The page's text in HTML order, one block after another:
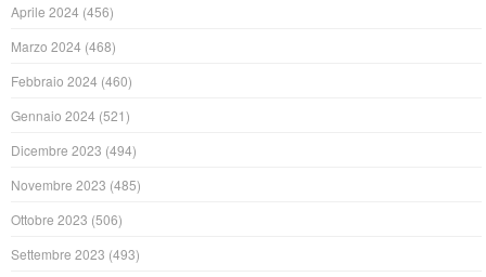
Aprile 2024 (456)
Marzo 2024 (468)
Febbraio 2024 (460)
Gennaio 2024 (521)
Dicembre 2023 (494)
Novembre 2023 (485)
Ottobre 2023 (506)
Settembre 2023 (493)